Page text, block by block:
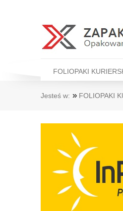
FOLIOPAKI
Jesteś w: » FOLIOPAKI